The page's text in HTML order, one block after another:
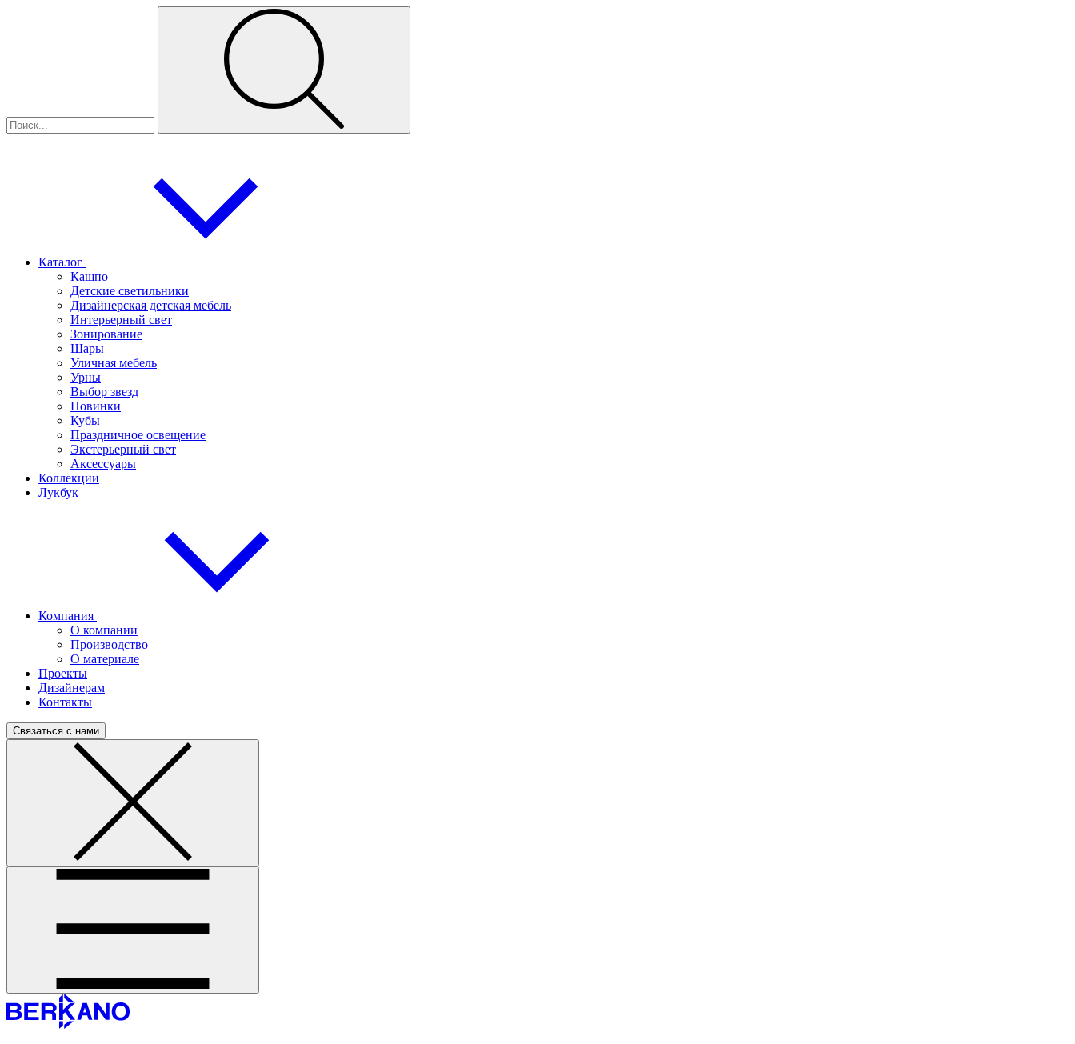
Каталог
Кашпо
Детские светильники
Дизайнерская детская мебель
Интерьерный свет
Зонирование
Шары
Уличная мебель
Урны
Выбор звезд
Новинки
Кубы
Праздничное освещение
Экстерьерный свет
Аксессуары
Коллекции
Лукбук
Компания
О компании
Производство
О материале
Проекты
Дизайнерам
Контакты
Связаться с нами